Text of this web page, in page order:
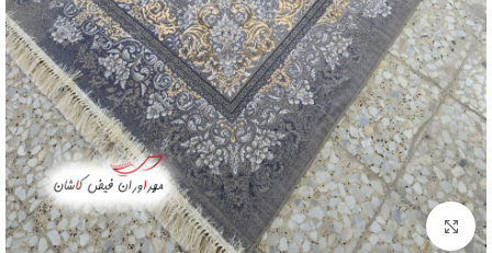
بزرگنمایی تصویر